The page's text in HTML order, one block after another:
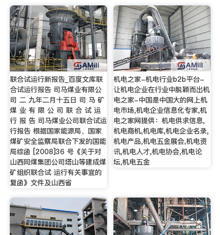
联合试运行新报告_百度文库联
合试运行报告 司马煤业有限公
司 二 九年二月十五日 司 马 矿
煤 业 有 限 公 司 联 合 试 运
行 报 告 司马煤业公司联合试运
行报告 根据国家能源局、国家
煤矿安全监察局联合下发的国能
局综函 [2008]36 号《关于对
山西同煤集团公司塔山等建成煤
矿组织联合试 运行有关事宜的
复函》文件及山西省
机电之家-机电行业b2b平台-
让机电企业在行业中脱颖而出机
电之家-中国是中国大的网上机
电市场,机电企业信息化专家,机
电之家网提供：机电供求信息,
机电商机,机电库,机电企业名录,
机电产品,机电五金展会,机电资
讯,机电人才,机电协会,机电论
坛,机电五金